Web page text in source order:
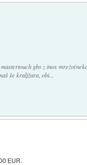
gbs z inox
še kraljžara, obi...
EUR.